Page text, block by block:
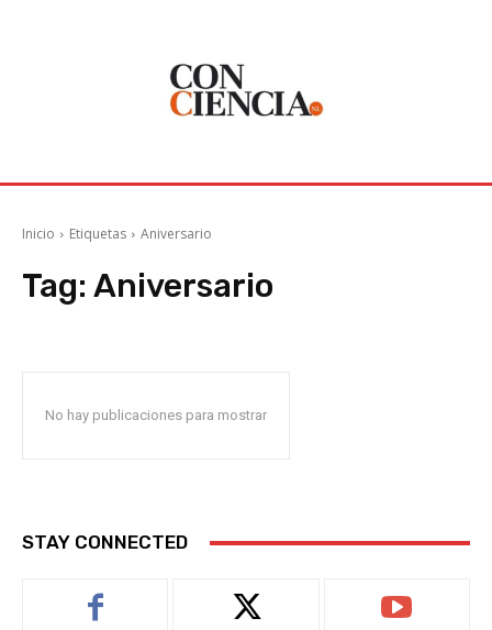
Inicio Etiquetas Aniversario
Tag: Aniversario
No hay publicaciones para mostrar
STAY CONNECTED